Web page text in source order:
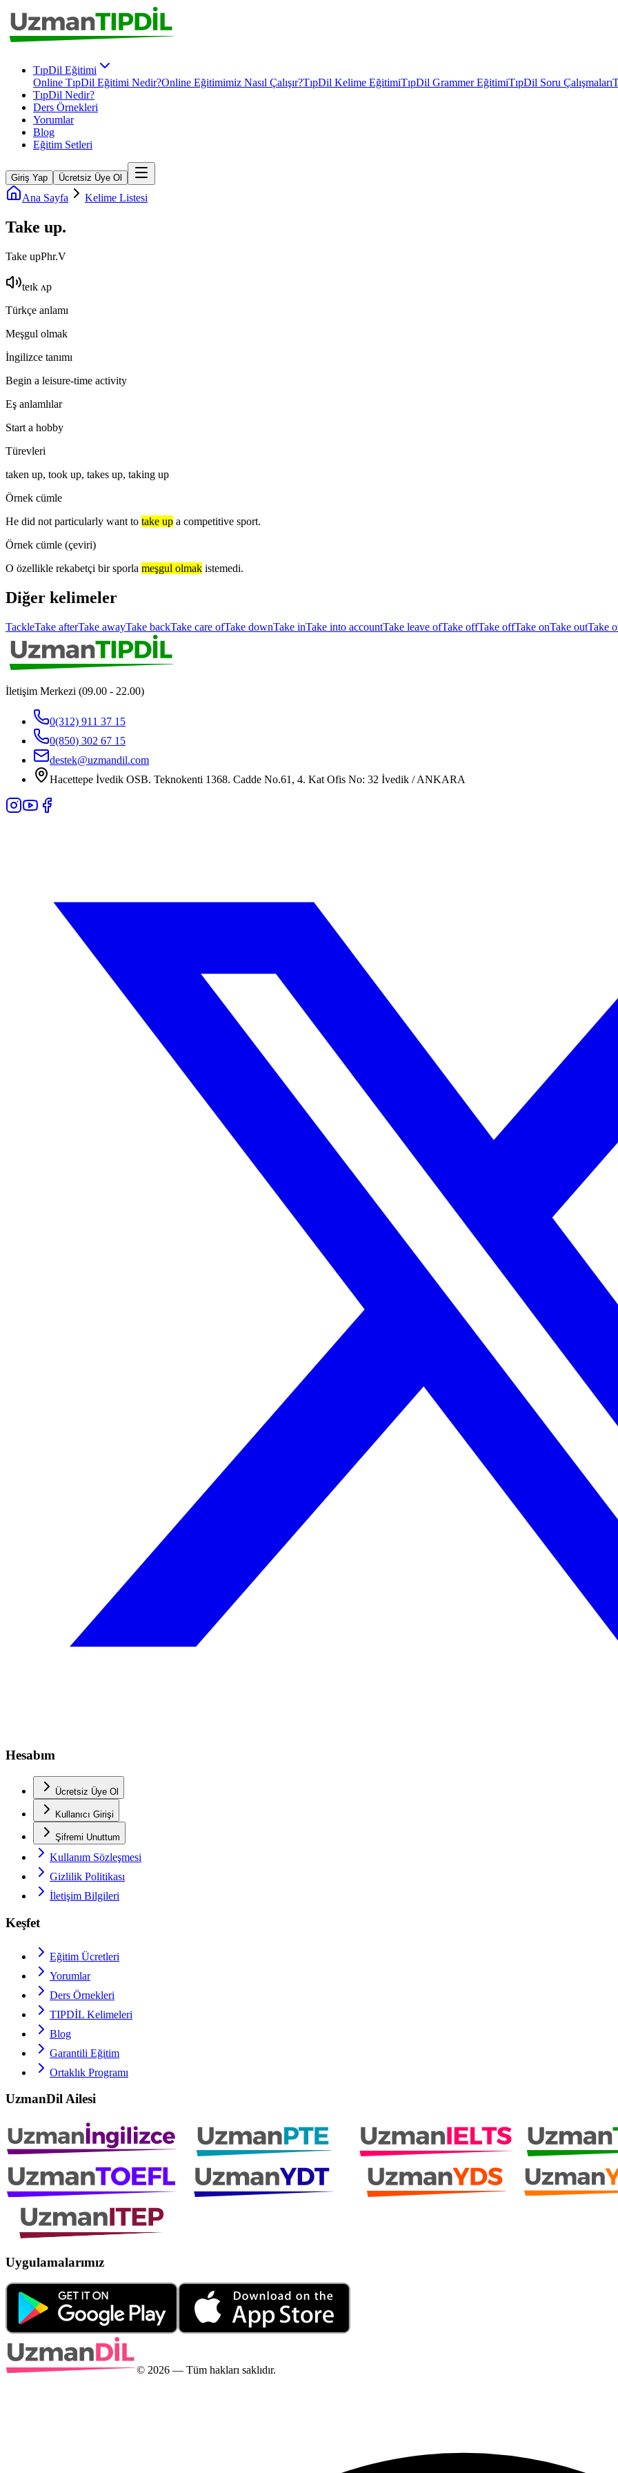
TıpDil Eğitimi
Online TıpDil Eğitimi Nedir?Online Eğitimimiz Nasıl Çalışır?TıpDil Kelime EğitimiTıpDil Grammer EğitimiTıpDil Soru Çalışmaları
TıpDil Nedir?
Ders Örnekleri
Yorumlar
Blog
Eğitim Setleri
Giriş Yap Ücretsiz Üye Ol
Ana Sayfa Kelime Listesi
Take up.
Take upPhr.V
teɪk ʌp
Türkçe anlamı
Meşgul olmak
İngilizce tanımı
Begin a leisure-time activity
Eş anlamlılar
Start a hobby
Türevleri
taken up, took up, takes up, taking up
Örnek cümle
He did not particularly want to take up a competitive sport.
Örnek cümle (çeviri)
O özellikle rekabetçi bir sporla meşgul olmak istemedi.
Diğer kelimeler
TackleTake afterTake awayTake backTake care ofTake downTake inTake into accountTake leave ofTake offTake offTake onTake outTake
İletişim Merkezi (09.00 - 22.00)
0(312) 911 37 15
0(850) 302 67 15
destek@uzmandil.com
Hacettepe İvedik OSB. Teknokenti 1368. Cadde No.61, 4. Kat Ofis No: 32 İvedik / ANKARA
Hesabım
Ücretsiz Üye Ol
Kullanıcı Girişi
Şifremi Unuttum
Kullanım Sözleşmesi
Gizlilik Politikası
İletişim Bilgileri
Keşfet
Eğitim Ücretleri
Yorumlar
Ders Örnekleri
TIPDİL Kelimeleri
Blog
Garantili Eğitim
Ortaklık Programı
UzmanDil Ailesi
Uygulamalarımız
© 2026 — Tüm hakları saklıdır.